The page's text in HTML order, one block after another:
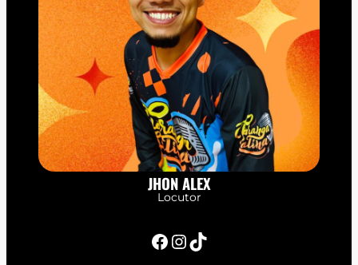
JHON ALEX
Locutor
Facebook InstagramTikTok